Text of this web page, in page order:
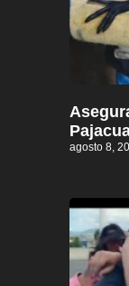
agosto 8,